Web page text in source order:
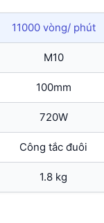
11000 vòng/ phút
M10
100mm
720W
Công tắc đuôi
1.8 kg